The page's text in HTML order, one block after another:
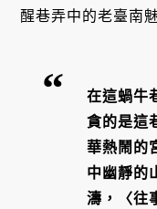
醒巷弄中的老臺南
在這蝸牛
貪的是這
華熱鬧的
中幽靜
濤，〈往